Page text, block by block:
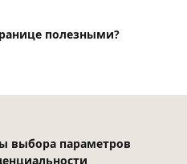
полезными?
выбора параметров